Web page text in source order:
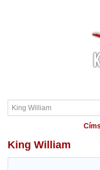
King William